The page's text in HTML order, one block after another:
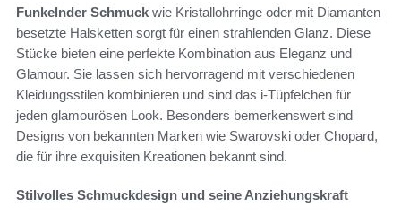
Funkelnder Schmuck wie Kristallohrringe oder mit Diamanten
besetzte Halsketten sorgt für einen strahlenden Glanz. Diese
Stücke bieten eine perfekte Kombination aus Eleganz und
Glamour. Sie lassen sich hervorragend mit verschiedenen
Kleidungsstilen kombinieren und sind das i-Tüpfelchen für
jeden glamourösen Look. Besonders bemerkenswert sind
Designs von bekannten Marken wie Swarovski oder Chopard,
die für ihre exquisiten Kreationen bekannt sind.
Stilvolles Schmuckdesign und seine Anziehungskraft